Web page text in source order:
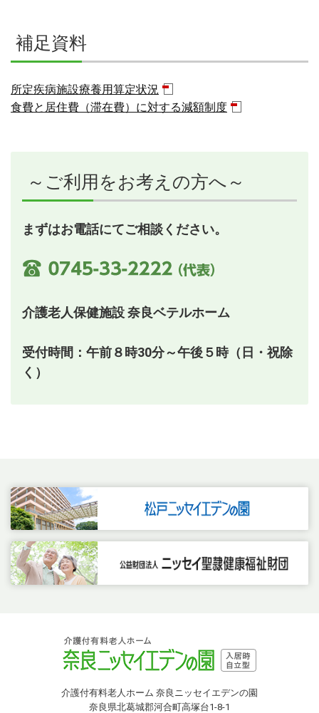
補足資料
所定疾病施設療養用算定状況
食費と居住費（滞在費）に対する減額制度
～ご利用をお考えの方へ～
まずはお電話にてご相談ください。
介護老人保健施設 奈良ベテルホーム
受付時間：午前８時30分～午後５時（日・祝除
く）
介護付有料老人ホーム 奈良ニッセイエデンの園
奈良県北葛城郡河合町高塚台1-8-1